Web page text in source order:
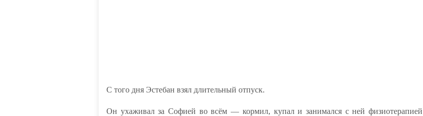
С того дня Эстебан взял длительный отпуск.
Он ухаживал за Софией во всём — кормил, купал и занимался с ней физиотерапией